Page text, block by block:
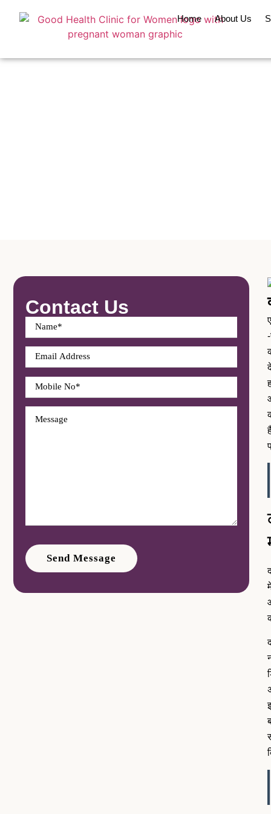
Home About Us
Contact Us